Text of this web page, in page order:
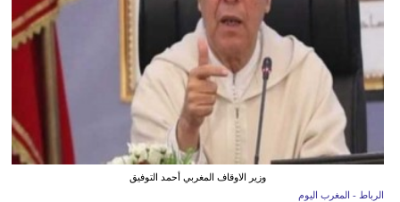
وزير الاوقاف المغربي أحمد التوفيق
الرباط - المغرب اليوم